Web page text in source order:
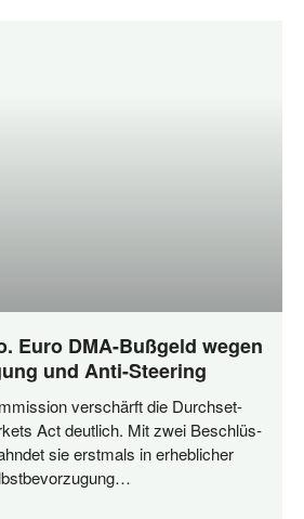
Euro DMA-Bußgeld wegen
und Anti-Steering
ver­schärft die Durch­set­
Act deut­lich. Mit zwei Beschlüs­
sie erst­mals in erheb­li­cher